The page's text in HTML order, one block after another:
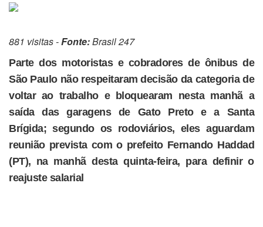
881 visitas -Fonte:Brasil 247
Parte dos motoristas e cobradores de ônibus de
São Paulo não respeitaram decisão da categoria de
voltar ao trabalho e bloquearam nesta manhã a
saída das garagens de Gato Preto e a Santa
Brígida; segundo os rodoviários, eles aguardam
reunião prevista com o prefeito Fernando Haddad
(PT), na manhã desta quinta-feira, para definir o
reajuste salarial